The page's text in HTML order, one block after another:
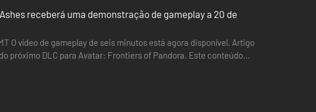
receberá uma demonstração de gameplay a 20 de
O vídeo de gameplay de seis minutos está agora disponível. Artigo
próximo DLC para Avatar: Frontiers of Pandora. Este conteúdo
de dezembro de…